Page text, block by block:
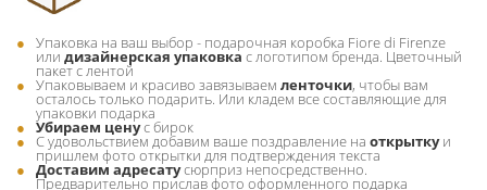
Упаковка на ваш выбор - подарочная коробка Fiore di Firenze
или дизайнерская упаковка с логотипом бренда. Цветочный
пакет с лентой
Упаковываем и красиво завязываем ленточки, чтобы вам
осталось только подарить. Или кладем все составляющие для
упаковки подарка
Убираем ценус бирок
С удовольствием добавим ваше поздравление на открыткуи
пришлем фото открытки для подтверждения текста
Доставим адресатусюрприз непосредственно.
Предварительно прислав фото оформленного подарка